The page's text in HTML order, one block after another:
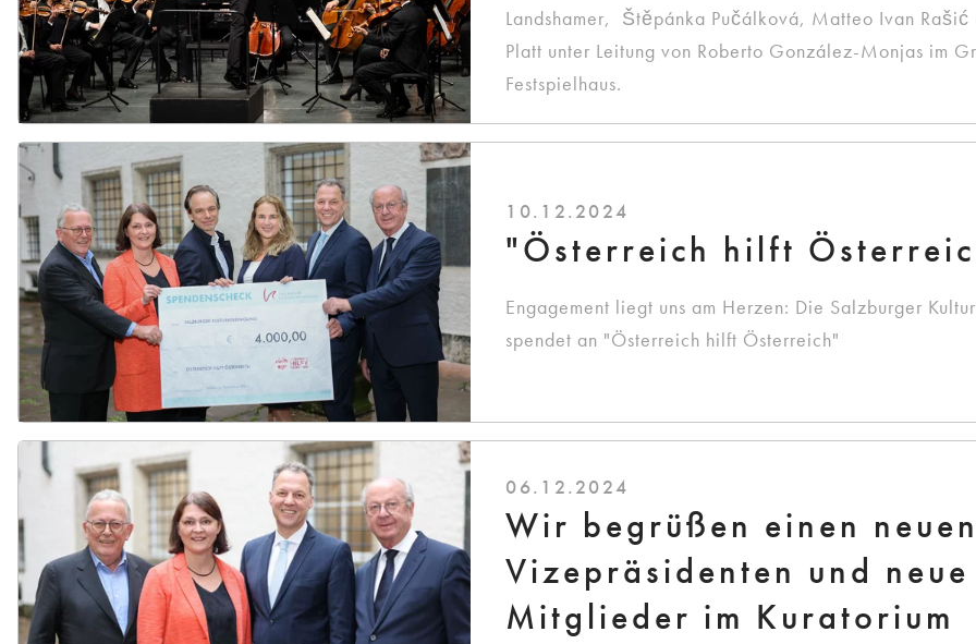
Landshamer, Štěpánka Pučálková, Matteo Ivan Rašić
Platt unter Leitung von Roberto González-Monjas im
Festspielhaus.
10.12.2024
"Österreich hilft
Engagement liegt uns am Herzen: Die Salzburger
spendet an "Österreich hilft Österreich"
06.12.2024
Wir begrüßen einen neuen
Vizepräsidenten und neue
Mitglieder im Kuratorium